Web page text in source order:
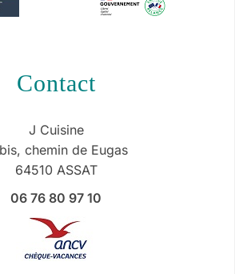
contact
J Cuisine
chemin de Eugas
64510 ASSAT
06 76 80 97 10